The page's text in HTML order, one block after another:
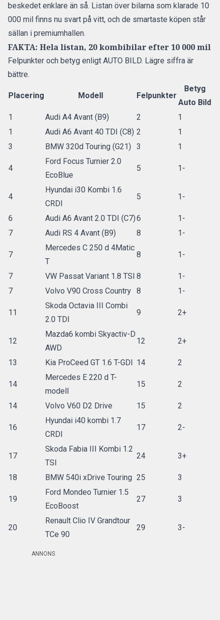
beskedet enklare än så. Listan över bilarna som klarade 10
000 mil finns nu svart på vitt, och de smartaste köpen står
sällan i premiumhallen.
FAKTA: Hela listan, 20 kombibilar efter 10 000 mil
Felpunkter och betyg enligt AUTO BILD. Lägre siffra är
bättre.
Placering Modell Felpunkter
Betyg
Auto Bild
1
Audi A4 Avant (B9) 2
1
1
Audi A6 Avant 40 TDI (C8) 2
1
3
BMW 320d Touring (G21) 3 1
4
Ford Focus Turnier 2.0
EcoBlue
5 1-
4
Hyundai i30 Kombi 1.6
CRDI
5 1-
6 Audi A6 Avant 2.0 TDI (C7)6
1-
7
Audi RS 4 Avant (B9) 8 1-
7
Mercedes C 250 d 4Matic
T
8 1-
7 VW Passat Variant 1.8 TSI 8
1-
7
Volvo V90 Cross Country 8 1-
11
Skoda Octavia III Combi
2.0 TDI
9 2+
12
Mazda6 kombi Skyactiv-D
AWD
12 2+
13 Kia ProCeed GT 1.6 T-GDI 14 2
14
Mercedes E 220 d T-
modell
15 2
14 Volvo V60 D2 Drive 15 2
16
Hyundai i40 kombi 1.7
CRDI
17 2-
17
Skoda Fabia III Kombi 1.2
TSI
24 3+
18 BMW 540i xDrive Touring 25 3
19
Ford Mondeo Turnier 1.5
EcoBoost
27 3
20
Renault Clio IV Grandtour
TCe 90
29 3-
ANNONS